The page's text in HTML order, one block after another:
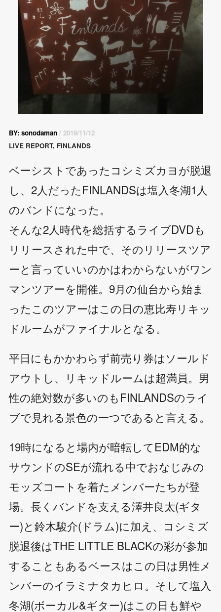
BY: sonodaman/ 2019/11/12
LIVE REPORT, FINLANDS
ベーシストであったコシミズカヨが脱退
し、2人だったFINLANDSは塩入冬湖1人
のバンドになった。
そんな2人時代を総括するライブDVDも
リリースされた中で、そのリリースツア
ーと言っていいのかはわからないがワン
マンツアーを開催。9月の仙台から始ま
ったこのツアーはこの日の恵比寿リキッ
ドルームがファイナルとなる。
平日にもかかわらず前売り券はソールド
アウトし、リキッドルームは超満員。男
性の絶対数が多いのもFINLANDSのライ
ブで見れる景色の一つであると言える。
19時になると場内が暗転してEDM的な
サウンドのSEが流れる中でおなじみの
モッズコートを着たメンバーたちが登
場。長くバンドを支える澤井良太(ギタ
ー)と鈴木駿介(ドラム)に加え、コシミズ
脱退後はTHE LITTLE BLACKの彩が参加
することもあるベースはこの日は男性メ
ンバーのイラミナタカヒロ。そして塩入
冬湖(ボーカル&ギター)はこの日も鮮や